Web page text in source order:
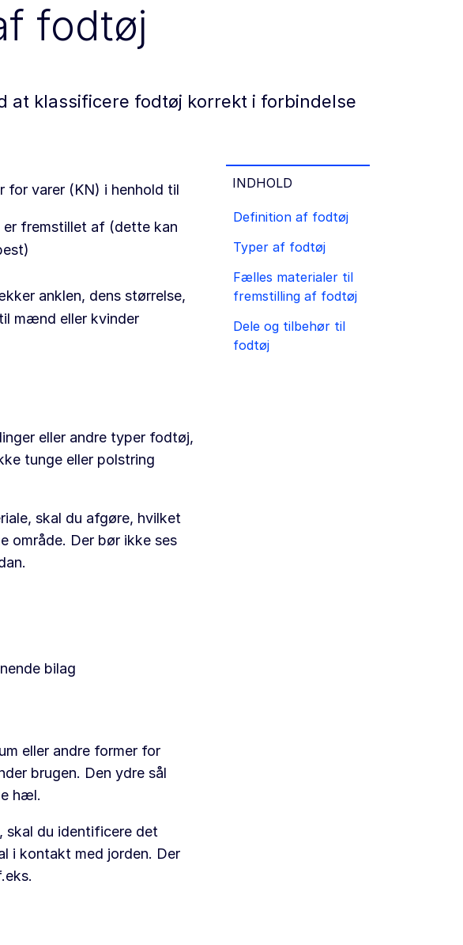
fodtøj
at klassificere fodtøj korrekt i forbindelse
INDHOLD
Definition af fodtøj
Typer af fodtøj
Fælles materialer til
fremstilling af fodtøj
Dele og tilbehør til
fodtøj
for varer (KN) i henhold til
fremstillet af (dette kan
anklen, dens størrelse,
mænd eller kvinder
eller andre typer fodtøj,
tunge eller polstring
skal du afgøre, hvilket
område. Der bør ikke ses
bilag
eller andre former for
brugen. Den ydre sål
hæl.
skal du identificere det
i kontakt med jorden. Der